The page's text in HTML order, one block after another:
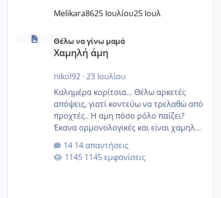
Melikara8625 Ιουλίου25 Ιουλ
Χαμηλή άμη
Θέλω να γίνω μαμά
Χαμηλή άμη
nikol92· 23 Ιουλίου
Καλημέρα κορίτσια... Θέλω αρκετές
απόψεις, γιατί κοντεύω να τρελαθώ από
προχτές.. Η αμη πόσο ρόλο παίζει?
Έκανα ορμονολογικές και είναι χαμηλή
για την ηλικία μου.. Είχα ήδη μια
εγκυμοσύνη, που έπρεπε να τερματιστεί
στην 27η εβδομάδα και προσπαθώ 7
14 απαντήσεις
1145 εμφανίσεις